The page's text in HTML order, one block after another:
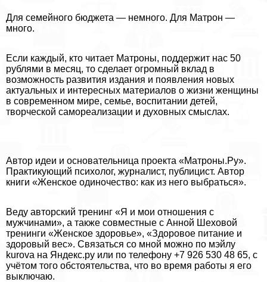
Для семейного бюджета — немного. Для Матрон —
много.
Если каждый, кто читает Матроны, поддержит нас 50
рублями в месяц, то сделает огромный вклад в
возможность развития издания и появления новых
актуальных и интересных материалов о жизни женщины
в современном мире, семье, воспитании детей,
творческой самореализации и духовных смыслах.
Автор идеи и основательница проекта «Матроны.Ру».
Пpaктикующий психолог, журналист, публицист. Автор
книги «Женское одиночество: как из него выбраться».
Веду авторский тренинг «Я и мои отношения с
мужчинами», а также совместные с Анной Шеховой
тренинги «Женское здоровье», «Здоровое питание и
здоровый вес». Связаться со мной можно по мэйлу
kurova на Яндекс.ру или по телефону +7 926 530 48 65, с
учётом того обстоятельства, что во время работы я его
выключаю.